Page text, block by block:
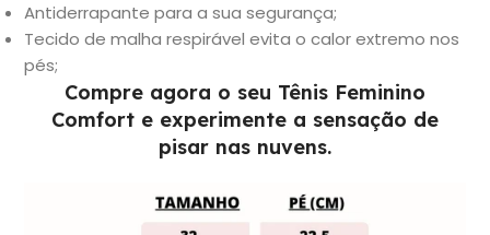
Antiderrapante para a sua segurança;
Tecido de malha respirável evita o calor extremo nos
pés;
Compre agora o seu Tênis Feminino
Comfort e experimente a sensação de
pisar nas nuvens.